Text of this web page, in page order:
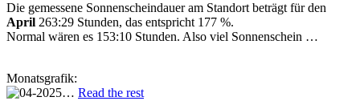
Die gemessene Sonnenscheindauer am Standort beträgt für den
April 263:29 Stunden, das entspricht 177 %.
Normal wären es 153:10 Stunden. Also viel Sonnenschein …
Monatsgrafik:
… Read the rest